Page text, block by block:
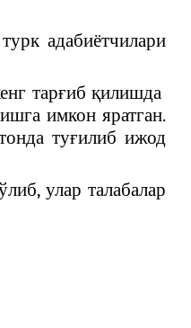
адабиётчилари
тарғиб қилишда
имкон яратган.
туғилиб ижод
улар талабалар